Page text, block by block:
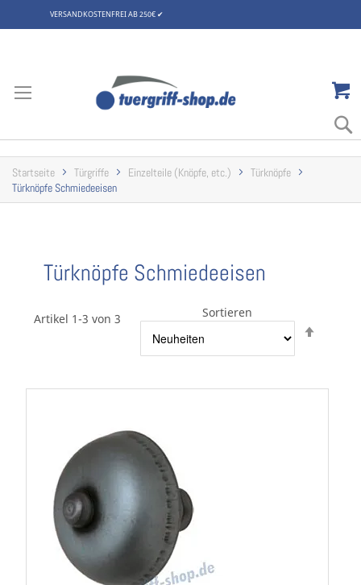
VERSANDKOSTENFREI AB 250€ ✔
springen
Startseite Türgriffe Einzelteile (Knöpfe, etc.)
Türknöpfe
Türknöpfe Schmiedeeisen
Türknöpfe Schmiedeeisen
Artikel 1-3 von 3
Sortieren